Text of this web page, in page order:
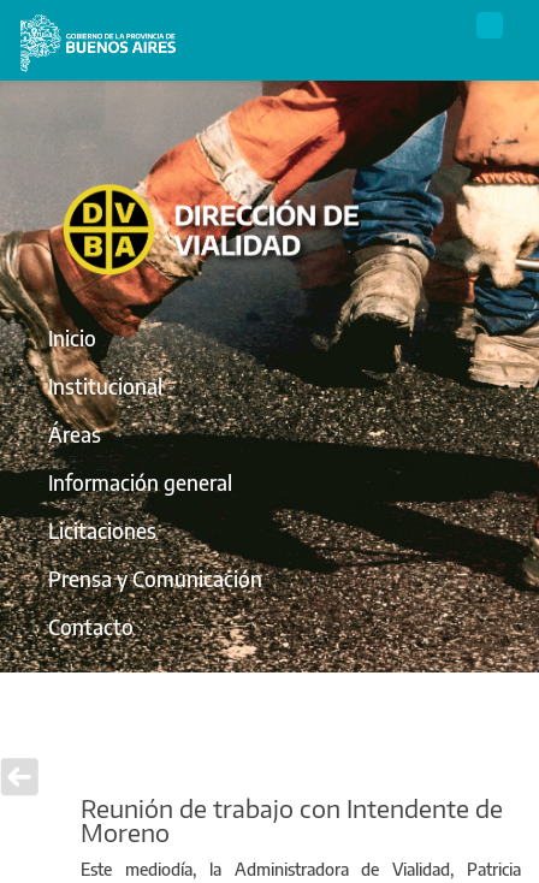
Inicio
Institucional
Áreas
Información general
Licitaciones
Prensa y Comunicación
Contacto
Reunión de trabajo con Intendente de
Moreno
Este mediodía, la Administradora de Vialidad, Patricia